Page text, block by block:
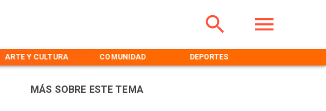
ARTE Y CULTURA COMUNIDAD DEPORTES
MÁS SOBRE ESTE TEMA